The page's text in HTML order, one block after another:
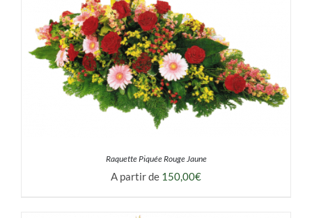
Raquette Piquée Rouge Jaune
A partir de 150,00€